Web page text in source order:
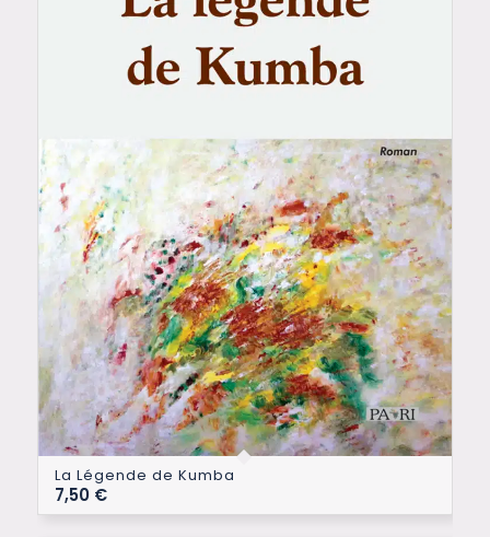
La Légende de Kumba
7,50 €